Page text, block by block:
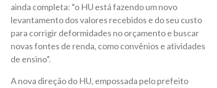
ainda completa: “o HU está fazendo um novo
levantamento dos valores recebidos e do seu custo
para corrigir deformidades no orçamento e buscar
novas fontes de renda, como convênios e atividades
de ensino”.
A nova direção do HU, empossada pelo prefeito